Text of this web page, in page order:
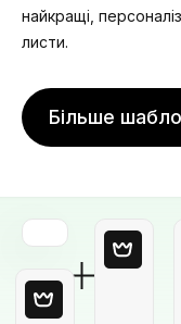
найкращі,
листи.
Більше